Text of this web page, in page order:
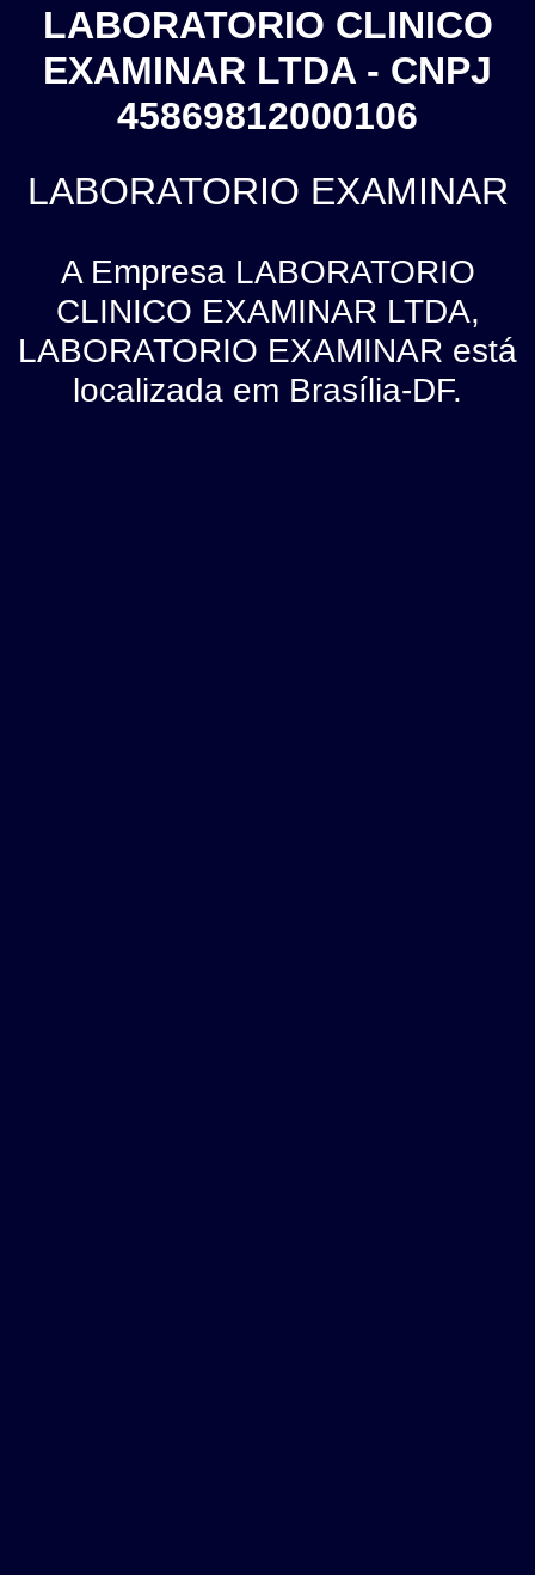
LABORATORIO CLINICO
EXAMINAR LTDA - CNPJ
45869812000106
LABORATORIO EXAMINAR
A Empresa LABORATORIO
CLINICO EXAMINAR LTDA,
LABORATORIO EXAMINAR está
localizada em Brasília-DF.